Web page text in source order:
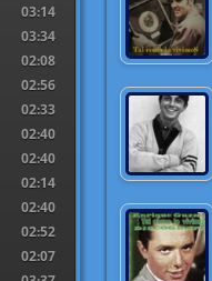
03:14
03:34
02:08
02:56
02:33
02:40
02:40
02:14
02:40
02:52
02:07